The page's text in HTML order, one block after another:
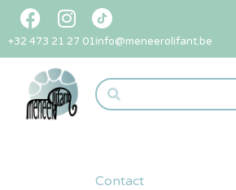
+32 473 21 27 01info@meneerolifant.be
Contact